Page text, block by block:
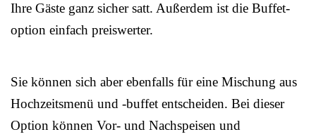
Ihre Gäste ganz sicher satt. Außerdem ist die Buffet-
option einfach preiswerter.
Sie können sich aber ebenfalls für eine Mischung aus
Hochzeitsmenü und -buffet entscheiden. Bei dieser
Option können Vor- und Nachspeisen und